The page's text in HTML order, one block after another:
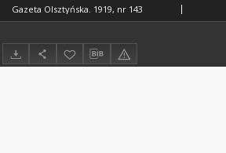
Gazeta Olsztyńska. 1919, nr 143